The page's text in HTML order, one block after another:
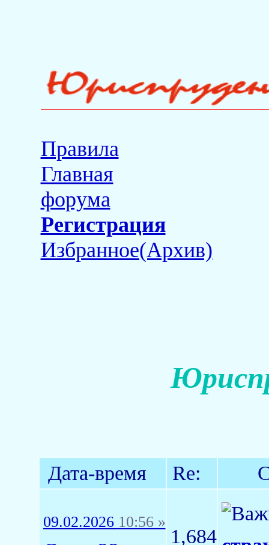
Правила
Главная
форума
Регистрация
Избранное(Архив)
Дата-время Re:
09.02.2026 10:56 »
1,684